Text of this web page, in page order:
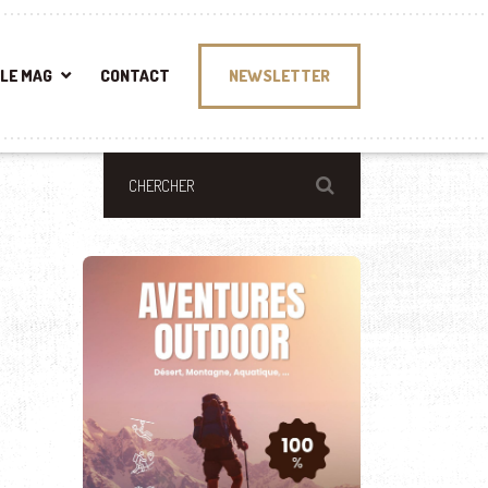
LE MAG CONTACT NEWSLETTER